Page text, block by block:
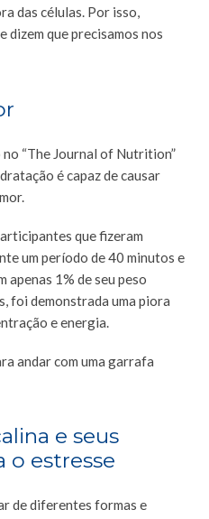
das células. Por isso,
dizem que precisamos nos
“The Journal of Nutrition”
é capaz de causar
que fizeram
um período de 40 minutos e
apenas 1% de seu peso
foi demonstrada uma piora
e energia.
andar com uma garrafa
e seus
o estresse
de diferentes formas e